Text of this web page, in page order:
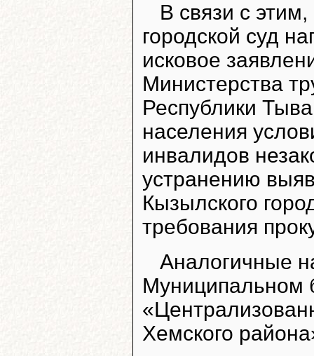
В связи с
городской суд
исковое
Министерства
Республики
населения
инвалидов
устранению
Кызылского
требования
Аналогичные
Муниципальном
Хемского